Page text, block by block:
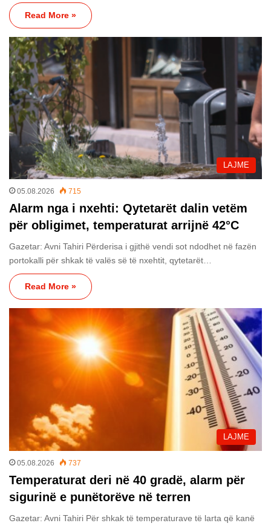
Read More »
LAJME
05.08.2026 715
Alarm nga i nxehti: Qytetarët dalin vetëm
për obligimet, temperaturat arrijnë 42°C
Gazetar: Avni Tahiri Përderisa i gjithë vendi sot ndodhet në fazën
portokalli për shkak të valës së të nxehtit, qytetarët…
Read More »
LAJME
05.08.2026 737
Temperaturat deri në 40 gradë, alarm për
sigurinë e punëtorëve në terren
Gazetar: Avni Tahiri Për shkak të temperaturave të larta që kanë